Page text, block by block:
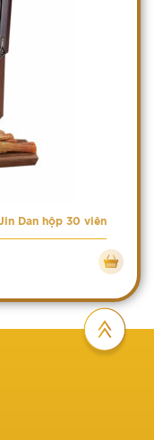
Dan hộp 30 viên